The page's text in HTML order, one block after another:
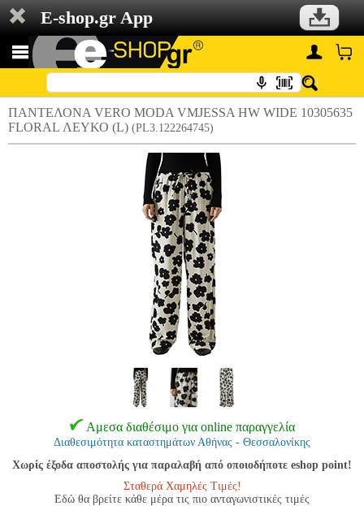
E-shop.gr App
ΠΑΝΤΕΛΟΝΑ VERO MODA VMJESSA HW WIDE 10305635
FLORAL ΛΕΥΚΟ (L) (PL3.122264745)
Αμεσα διαθέσιμο για online παραγγελία
Διαθεσιμότητα καταστημάτων Αθήνας - Θεσσαλονίκης
Χωρίς έξοδα αποστολής για παραλαβή από οποιοδήποτε eshop point!
Σταθερά Χαμηλές Τιμές!
Εδώ θα βρείτε κάθε μέρα τις πιο ανταγωνιστικές τιμές